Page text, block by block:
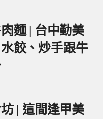
麵 | 台中勤美
餃、炒手跟牛
| 這間逢甲美